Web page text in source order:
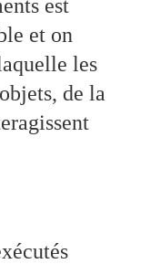
est
et on
les
de la